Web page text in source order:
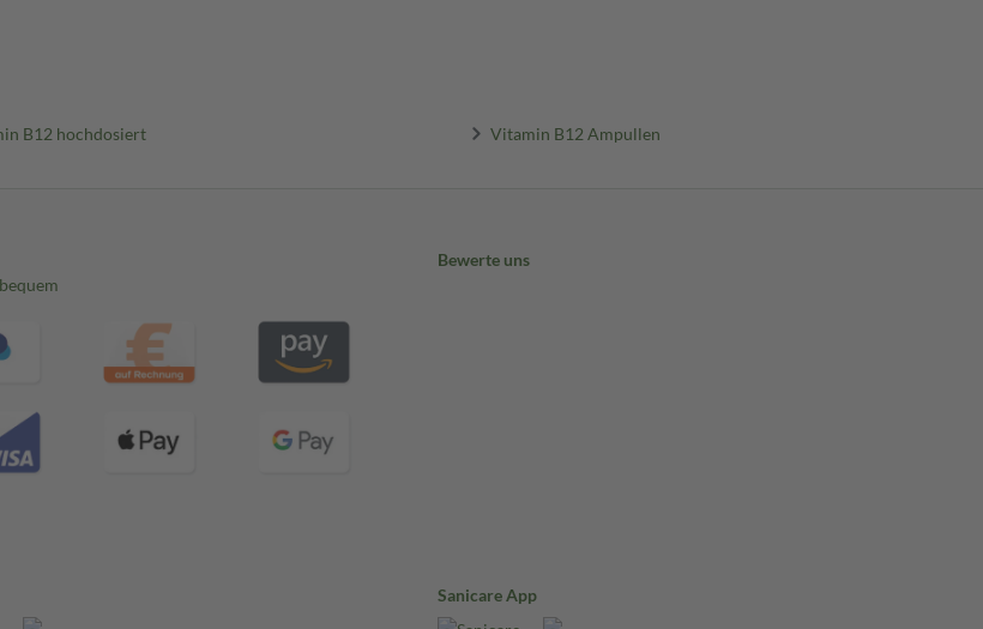
B12 hochdosiert Vitamin B12 Ampullen
Bewerte uns
Sanicare App